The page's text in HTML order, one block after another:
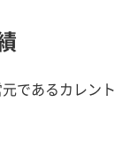
であるカレント